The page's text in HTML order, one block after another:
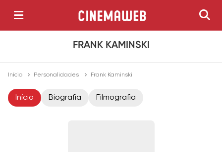
FRANK KAMINSKI
Início Personalidades Frank Kaminski
Início Biografia Filmografia